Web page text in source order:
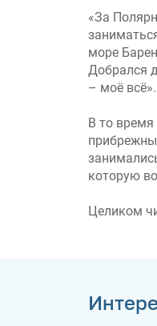
«За
море
Добрался
– моё всё».
В то
которую
Целиком